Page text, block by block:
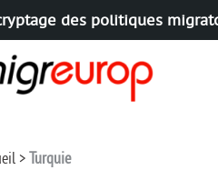
la navigation
contenu
des politiques
Turquie